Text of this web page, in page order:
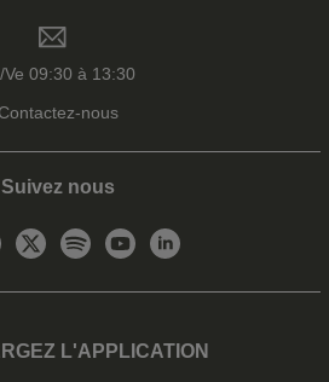
Ve 09:30 à 13:30
Contactez-nous
Suivez nous
L'APPLICATION